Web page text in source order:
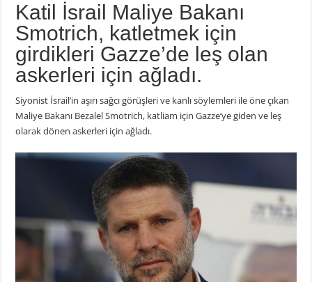
Katil İsrail Maliye Bakanı
Smotrich, katletmek için
girdikleri Gazze’de leş olan
askerleri için ağladı.
Siyonist İsrail’in aşırı sağcı görüşleri ve kanlı söylemleri ile öne çıkan
Maliye Bakanı Bezalel Smotrich, katliam için Gazze’ye giden ve leş
olarak dönen askerleri için ağladı.